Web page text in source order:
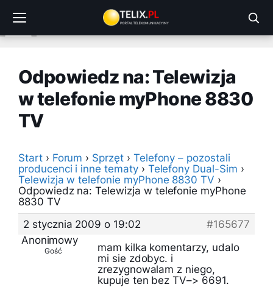
treści
Odpowiedz na: Telewizja
w telefonie myPhone 8830
TV
Start › Forum › Sprzęt › Telefony – pozostali
producenci i inne tematy › Telefony Dual-Sim ›
Telewizja w telefonie myPhone 8830 TV ›
Odpowiedz na: Telewizja w telefonie myPhone
8830 TV
2 stycznia 2009 o 19:02
#165677
Anonimowy
Gość
mam kilka komentarzy, udalo
mi sie zdobyc. i
zrezygnowalam z niego,
kupuje ten bez TV–> 6691.